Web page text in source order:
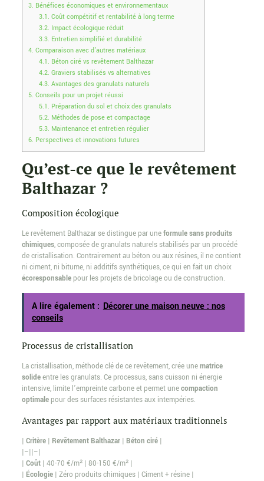
3. Bénéfices économiques et environnementaux
3.1. Coût compétitif et rentabilité à long terme
3.2. Impact écologique réduit
3.3. Entretien simplifié et durabilité
4. Comparaison avec d’autres matériaux
4.1. Béton ciré vs revêtement Balthazar
4.2. Graviers stabilisés vs alternatives
4.3. Avantages des granulats naturels
5. Conseils pour un projet réussi
5.1. Préparation du sol et choix des granulats
5.2. Méthodes de pose et compactage
5.3. Maintenance et entretien régulier
6. Perspectives et innovations futures
Qu’est-ce que le revêtement
Balthazar ?
Composition écologique
Le revêtement Balthazar se distingue par uneformule sans produits
chimiques, composée de granulats naturels stabilisés par un procédé
de cristallisation. Contrairement au béton ou aux résines, il ne contient
ni ciment, ni bitume, ni additifs synthétiques, ce qui en fait un choix
écoresponsablepour les projets de bricolage ou de construction.
A lire également : Décorer une maison neuve : nos
conseils
Processus de cristallisation
La cristallisation, méthode clé de ce revêtement, crée unematrice
solideentre les granulats. Ce processus, sans cuisson ni énergie
intensive, limite l’empreinte carbone et permet unecompaction
optimalepour des surfaces résistantes aux intempéries.
Avantages par rapport aux matériaux traditionnels
| Critère| Revêtement Balthazar| Béton ciré|
|–||–|
| Coût| 40-70 €/m² | 80-150 €/m² |
| Écologie| Zéro produits chimiques | Ciment + résine |